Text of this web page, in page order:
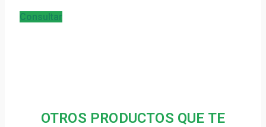
Consultar
OTROS PRODUCTOS QUE TE